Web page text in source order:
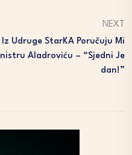
NEXT
Iz Udruge StarKA Poručuju Mi
Nistru Aladroviću – “Sjedni Je
Dan!”